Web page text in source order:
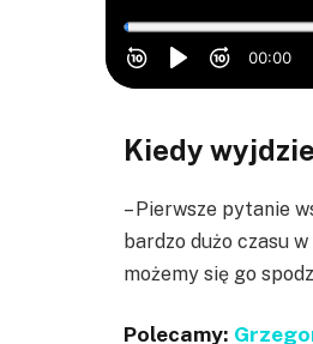
Kiedy
– Pierwsze pytanie
bardzo dużo czasu
możemy się go
Polecamy: